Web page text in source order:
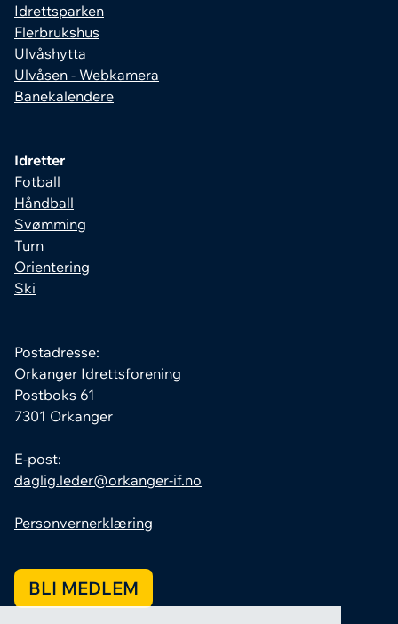
Idrettsparken
Flerbrukshus
Ulvåshytta
Ulvåsen - Webkamera
Banekalendere
Idretter
Fotball
Håndball
Svømming
Turn
Orientering
Ski
Postadresse:
Orkanger Idrettsforening
Postboks 61
7301 Orkanger
E-post:
daglig.leder@orkanger-if.no
Personvernerklæring
BLI MEDLEM